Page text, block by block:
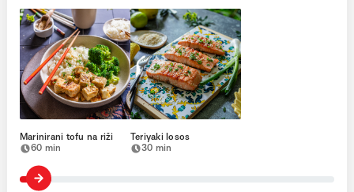
Marinirani tofu na riži
60 min
Teriyaki losos
30 min